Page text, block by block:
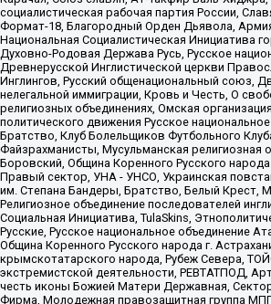
социалистическая рабочая партия России,
Формат-18, Благородный Орден Дьявола,
Национальная Социалистическая Инициатива
Духовно-Родовая Держава Русь, Русское
Древнерусской Инглистической церкви
Инглингов, Русский общенациональный союз,
нелегальной иммиграции, Кровь и Честь, О
религиозных объединениях, Омская
политического движения Русское
Братство, Клуб Болельщиков Футбольного
Файзрахманисты, Мусульманская религиозная
Боровский, Община Коренного Русского
Правый сектор, УНА - УНСО, Украинская
им. Степана Бандеры, Братство, Белый Крест,
Религиозное объединение последователей
Социальная Инициатива, TulaSkins,
Русские, Русское национальное объединение
Община Коренного Русского народа г.
крымскотатарского народа, Рубеж Севера,
экстремистской деятельности, РЕВТАТПОД,
честь иконы Божией Матери Державная,
Фирма, Молодежная правозащитная группа